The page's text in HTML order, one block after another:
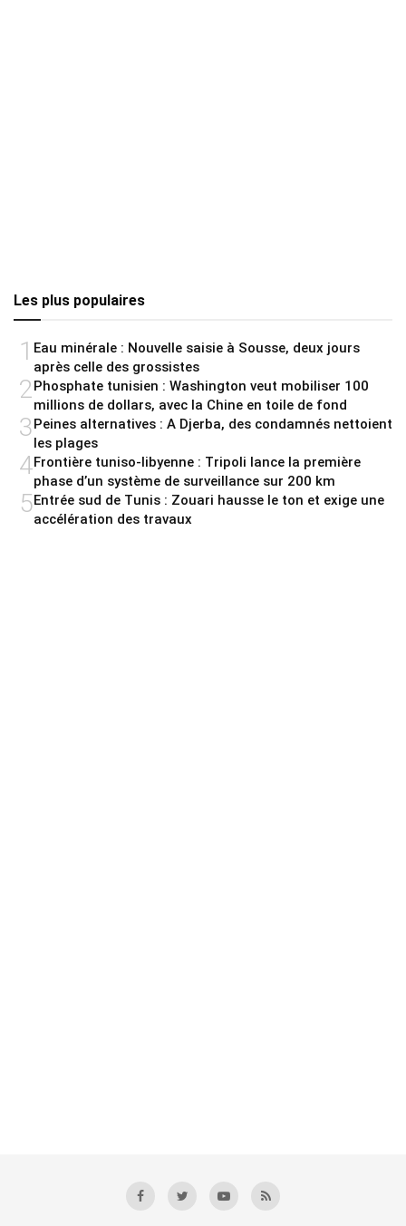
Les plus populaires
1 Eau minérale : Nouvelle saisie à Sousse, deux jours
après celle des grossistes
2Phosphate tunisien : Washington veut mobiliser 100
millions de dollars, avec la Chine en toile de fond
3Peines alternatives : A Djerba, des condamnés nettoient
les plages
4Frontière tuniso-libyenne : Tripoli lance la première
phase d’un système de surveillance sur 200 km
5Entrée sud de Tunis : Zouari hausse le ton et exige une
accélération des travaux